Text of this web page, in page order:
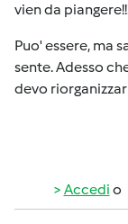
vien da
Puo' essere, ma
sente. Adesso
devo
Accedi o